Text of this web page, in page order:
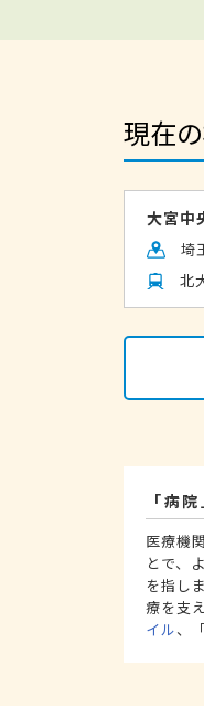
現在
大宮中
埼
北
「病
医療機
とで、
を指し
療を支
イル、